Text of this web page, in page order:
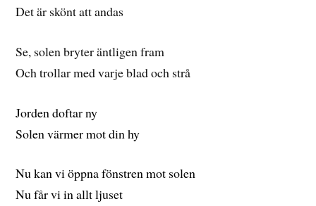
Det är skönt att andas
Se, solen bryter äntligen fram
Och trollar med varje blad och strå
Jorden doftar ny
Solen värmer mot din hy
Nu kan vi öppna fönstren mot solen
Nu får vi in allt ljuset